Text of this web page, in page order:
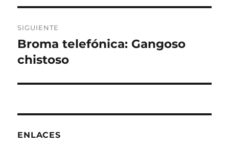
SIGUIENTE
Entrada
siguiente:
Broma telefónica: Gangoso
chistoso
ENLACES